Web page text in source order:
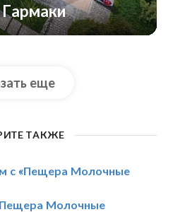
Гармаки
еще
ТАКЖЕ
с «Пещера Молочные
Молочные